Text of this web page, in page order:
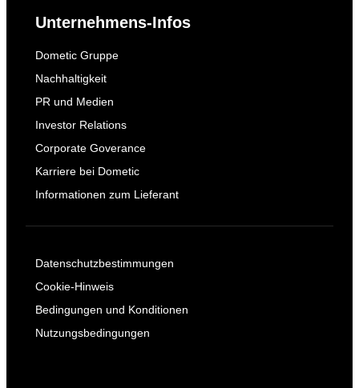
Unternehmens-Infos
Dometic Gruppe
Nachhaltigkeit
PR und Medien
Investor Relations
Corporate Goverance
Karriere bei Dometic
Informationen zum Lieferant
Datenschutzbestimmungen
Cookie-Hinweis
Bedingungen und Konditionen
Nutzungsbedingungen